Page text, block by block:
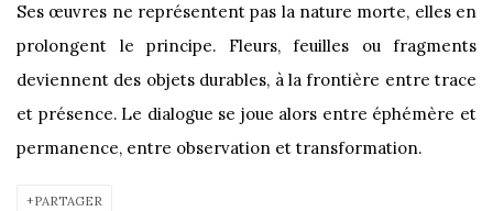
Ses œuvres ne représentent pas la nature morte, elles en
prolongent le principe. Fleurs, feuilles ou fragments
deviennent des objets durables, à la frontière entre trace
et présence. Le dialogue se joue alors entre éphémère et
permanence, entre observation et transformation.
PARTAGER